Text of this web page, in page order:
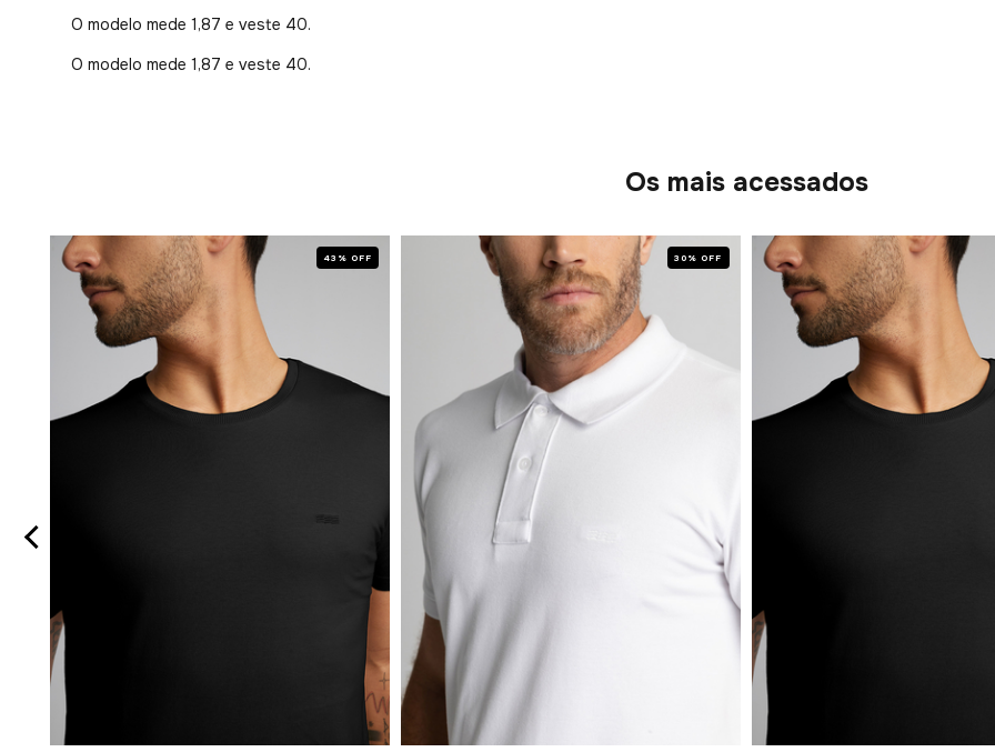
O modelo mede 1,87 e veste 40.
O modelo mede 1,87 e veste 40.
Os mais acessados
43% OFF 30% OFF